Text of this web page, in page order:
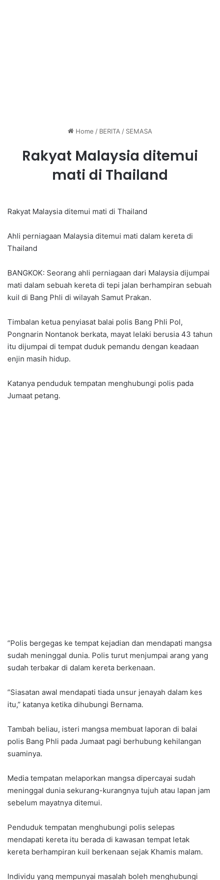
Home / BERITA / SEMASA
Rakyat Malaysia ditemui
mati di Thailand
Rakyat Malaysia ditemui mati di Thailand
Ahli perniagaan Malaysia ditemui mati dalam kereta di
Thailand
BANGKOK: Seorang ahli perniagaan dari Malaysia dijumpai
mati dalam sebuah kereta di tepi jalan berhampiran sebuah
kuil di Bang Phli di wilayah Samut Prakan.
Timbalan ketua penyiasat balai polis Bang Phli Pol,
Pongnarin Nontanok berkata, mayat lelaki berusia 43 tahun
itu dijumpai di tempat duduk pemandu dengan keadaan
enjin masih hidup.
Katanya penduduk tempatan menghubungi polis pada
Jumaat petang.
“Polis bergegas ke tempat kejadian dan mendapati mangsa
sudah meninggal dunia. Polis turut menjumpai arang yang
sudah terbakar di dalam kereta berkenaan.
“Siasatan awal mendapati tiada unsur jenayah dalam kes
itu,” katanya ketika dihubungi Bernama.
Tambah beliau, isteri mangsa membuat laporan di balai
polis Bang Phli pada Jumaat pagi berhubung kehilangan
suaminya.
Media tempatan melaporkan mangsa dipercayai sudah
meninggal dunia sekurang-kurangnya tujuh atau lapan jam
sebelum mayatnya ditemui.
Penduduk tempatan menghubungi polis selepas
mendapati kereta itu berada di kawasan tempat letak
kereta berhampiran kuil berkenaan sejak Khamis malam.
Individu yang mempunyai masalah boleh menghubungi